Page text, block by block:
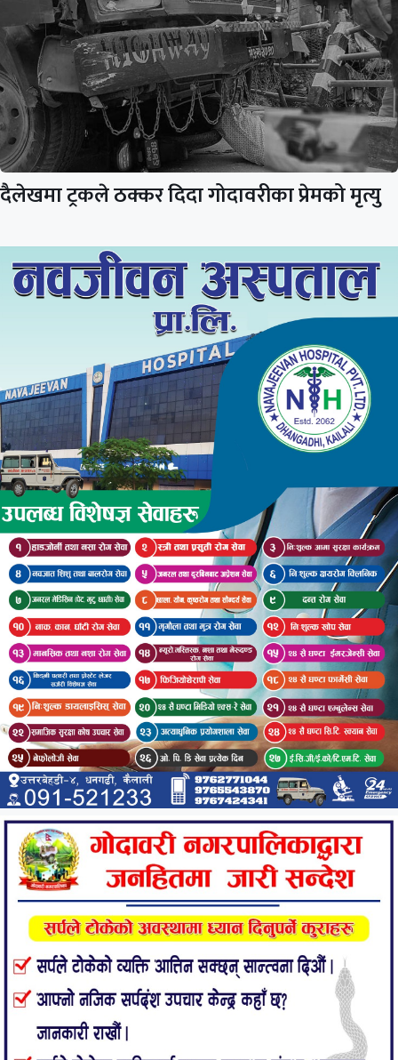
दैलेखमा ट्रकले ठक्कर दिदा गोदावरीका प्रेमको मृत्यु